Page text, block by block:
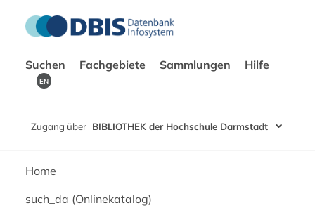
Suchen Fachgebiete Sammlungen Hilfe
EN
Zugang über BIBLIOTHEK der Hochschule Darmstadt
Home
such_da (Onlinekatalog)